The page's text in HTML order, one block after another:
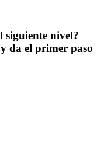
siguiente nivel?
da el primer paso